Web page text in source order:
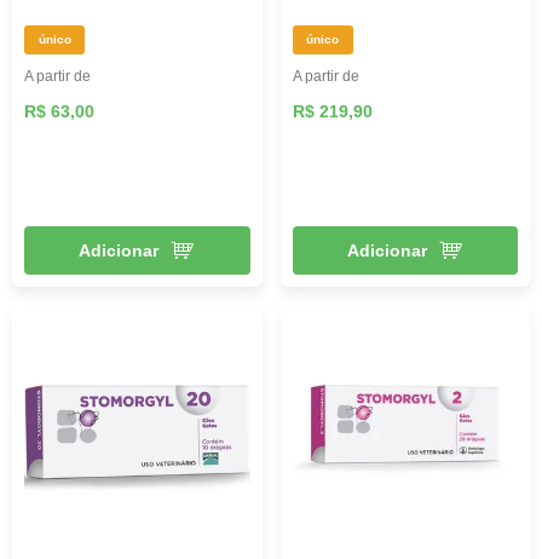
único
A partir de
R$ 63,00
Adicionar
único
A partir de
R$ 219,90
Adicionar